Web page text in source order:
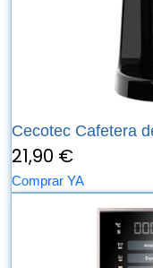
Cecotec Cafetera
21,90 €
Comprar YA